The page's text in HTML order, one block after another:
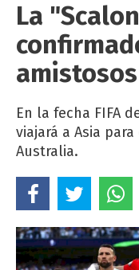
La
amistosos
En la fecha FIFA
viajará a Asia
Australia.